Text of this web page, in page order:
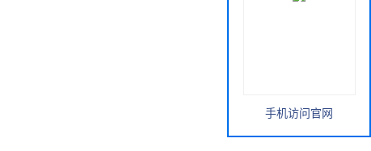
手机访问官网